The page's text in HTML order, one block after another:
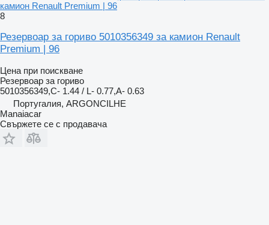
камион Renault Premium | 96
8
Резервоар за гориво 5010356349 за камион Renault
Premium | 96
Цена при поискване
Резервоар за гориво
5010356349,C- 1.44 / L- 0.77,A- 0.63
Португалия, ARGONCILHE
Manaiacar
Свържете се с продавача